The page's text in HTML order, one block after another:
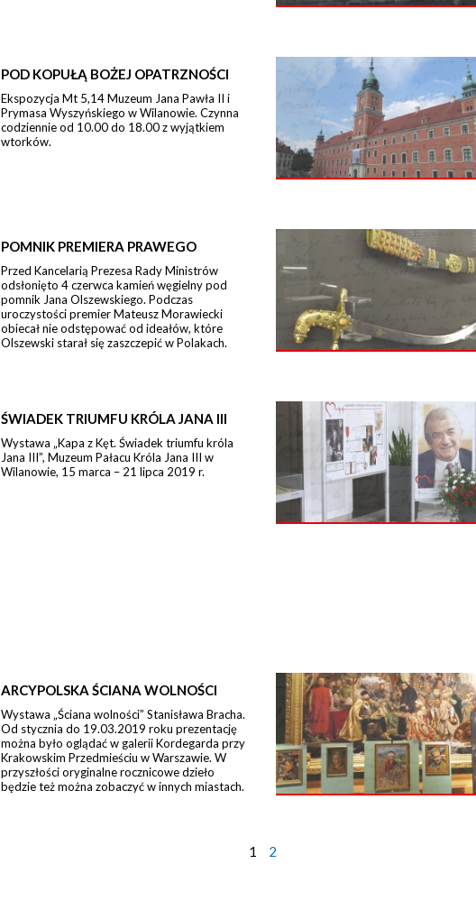
POD KOPUŁĄ BOŻEJ OPATRZNOŚCI
Ekspozycja Mt 5,14 Muzeum Jana Pawła II i
Prymasa Wyszyńskiego w Wilanowie. Czynna
codziennie od 10.00 do 18.00 z wyjątkiem
wtorków.
POMNIK PREMIERA PRAWEGO
Przed Kancelarią Prezesa Rady Ministrów
odsłonięto 4 czerwca kamień węgielny pod
pomnik Jana Olszewskiego. Podczas
uroczystości premier Mateusz Morawiecki
obiecał nie odstępować od ideałów, które
Olszewski starał się zaszczepić w Polakach.
ŚWIADEK TRIUMFU KRÓLA JANA III
Wystawa „Kapa z Kęt. Świadek triumfu króla
Jana III”, Muzeum Pałacu Króla Jana III w
Wilanowie, 15 marca – 21 lipca 2019 r.
ARCYPOLSKA ŚCIANA WOLNOŚCI
Wystawa „Ściana wolności” Stanisława Bracha.
Od stycznia do 19.03.2019 roku prezentację
można było oglądać w galerii Kordegarda przy
Krakowskim Przedmieściu w Warszawie. W
przyszłości oryginalne rocznicowe dzieło
będzie też można zobaczyć w innych miastach.
1 2